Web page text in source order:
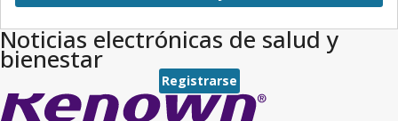
Noticias electrónicas de salud y
bienestar
Registrarse